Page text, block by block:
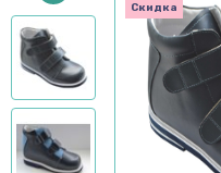
Скидка